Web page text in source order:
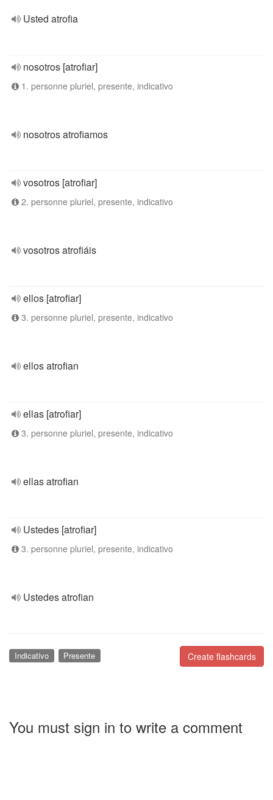
Usted atrofia
nosotros [atrofiar]
1. personne pluriel, presente, indicativo
nosotros atrofiamos
vosotros [atrofiar]
2. personne pluriel, presente, indicativo
vosotros atrofiáis
ellos [atrofiar]
3. personne pluriel, presente, indicativo
ellos atrofian
ellas [atrofiar]
3. personne pluriel, presente, indicativo
ellas atrofian
Ustedes [atrofiar]
3. personne pluriel, presente, indicativo
Ustedes atrofian
Create flashcards
Indicativo Presente
You must sign in to write a comment